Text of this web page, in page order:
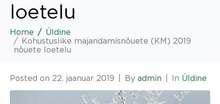
loetelu
Home
Üldine
Kohustuslike majandamisnõuete (KM) 2019
nõuete loetelu
Posted on 22. jaanuar 2019 By admin In Üldine